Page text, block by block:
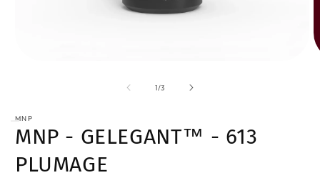
une
fenêtre
modale
1/de
3
MNP
MNP - GELEGANT™ - 613
PLUMAGE